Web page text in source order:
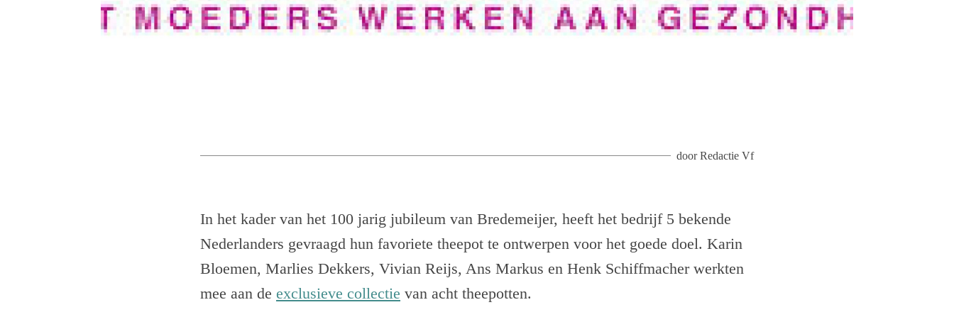
doorRedactie Vf
In het kader van het 100 jarig jubileum van Bredemeijer, heeft het bedrijf 5 bekende
Nederlanders gevraagd hun favoriete theepot te ontwerpen voor het goede doel. Karin
Bloemen, Marlies Dekkers, Vivian Reijs, Ans Markus en Henk Schiffmacher werkten
mee aan de exclusieve collectie van acht theepotten.